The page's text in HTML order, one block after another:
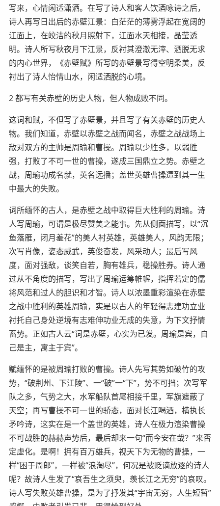
写来，心情闲适潇洒。在写了诗人和客人饮酒咏诗之后，
诗人再写日出后的赤壁江景：白茫茫的薄雾浮起在宽阔的
江面上，在皎洁的秋月照射下，江面水天相接，晶莹透
明。诗人所写秋夜月下江景，反衬其澄澈无滓、洒脱无求
的内心世界，《赤壁赋》所写的赤壁景写得空明柔美，反
衬出了诗人怡情山水，闲适洒脱的心境。
2 都写有关赤壁的历史人物，但人物成败不同。
这词和赋，不但写了赤壁景，并且写了有关赤壁的历史人
物。我们知道，赤壁以赤壁之战而闻名，赤壁之战战场上
敌对双方的主帅是周瑜和曹操。周瑜以少胜多，以弱胜
强，打败了不可一世的曹操，遂成三国鼎立之势。赤壁之
战，周瑜功成名就，英名远播；盖世英雄曹操遭到其一生
中最大的失败。
词所缅怀的古人，是赤壁之战中取得巨大胜利的周瑜。诗
人写周瑜，可谓是极尽赞美之能事。先从侧面描写，以“沉
鱼落雁，闭月羞花”的美人衬英雄，英雄美人，风韵无限；
次写肖像，姿态威武，英俊奋发，风采动人；最后写风
度，面对强敌，谈笑自若，胸有雄兵，稳操胜券。诗人通
过从不角度的描写，写出了周瑜运筹帷幄，指挥若定的儒
将风范和过人的胆识和才智。诗人以浓墨重彩渲染在赤壁
之战中胜利的英雄周瑜，实是以古人的年轻得志建功立业
衬托自己身处逆境有志难伸功业无成的失意，为下文抒情
蓄势。正如古人云“词是赤壁，心实为已发。周瑜是宾，自
己是主，寓主于宾”。
赋缅怀的是被周瑜打败的曹操。诗人先写其势如破竹的攻
势，“破荆州、下江陵”、一“破”一“下”，势不可挡；次写军
队之多，气势之大，水军船队首尾相接千里，军旗遮蔽了
天空；再写曹操不可一世的骄态，面对长江喝酒，横执长
矛吟诗，这实在是一个盖世的英雄，诗人在极力渲染曹操
不可战胜的赫赫声势后，最后却来一句“而今安在哉？”来否
定虚化。是啊！拥有百万雄兵，视天下为无物的曹操，一
样“困于周郎”，一样被“浪淘尽”，何况是被贬谪放逐的诗人
呢？故诗人生发了“哀吾生之须臾，羡长江之无穷”的哀叹。
诗人写失败英雄曹操，是为了抒发其“宇宙无穷，人生短暂”